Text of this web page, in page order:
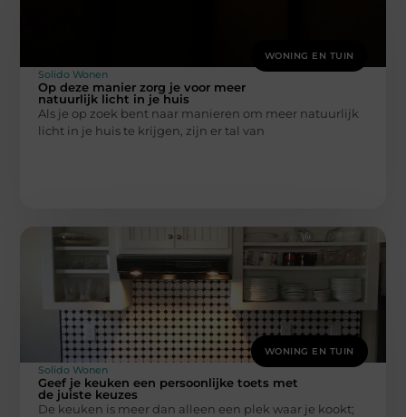
WONING EN TUIN
Solido Wonen
Op deze manier zorg je voor meer
natuurlijk licht in je huis
Als je op zoek bent naar manieren om meer natuurlijk
licht in je huis te krijgen, zijn er tal van
WONING EN TUIN
Solido Wonen
Geef je keuken een persoonlijke toets met
de juiste keuzes
De keuken is meer dan alleen een plek waar je kookt;